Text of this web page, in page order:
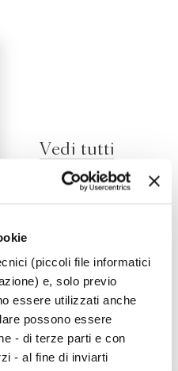
(piccoli file informatici
e, solo previo
essere utilizzati anche
possono essere
- di terze parti e con
- al fine di inviarti
Vedi tutti